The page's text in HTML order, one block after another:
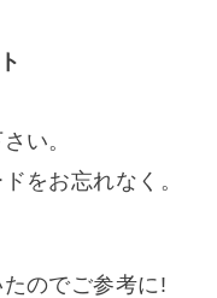
い。
をお忘れなく。
のでご参考に!